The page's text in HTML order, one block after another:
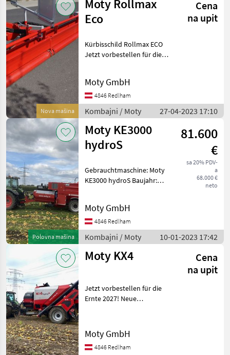
Nova mašina
Moty Rollmax
Eco
Cena
na upit
Kürbisschild Rollmax ECO
Jetzt vorbestellen für die
(ruhigerer Lauf, bessere
Bodenanpassung, weniger
Aufschie
Moty GmbH
4846 Redlham
Kombajni / Moty 27-04-2023 17:10
Polovna mašina
Moty KE3000
hydroS
81.600
€
sa 20% PDV-
a
68.000 €
neto
Gebrauchtmaschine: Moty
KE3000 hydroS Baujahr:
Kürbiskerne 7, 5 x 2, 8 x 3, 9
mm m (l x b x h) +/- 7.500 kg
ab 110 PS
Moty GmbH
4846 Redlham
Kombajni / Moty 10-01-2023 17:42
Moty KX4
Cena
na upit
Jetzt vorbestellen für die
Ernte 2027! Neue
aus dem Hause Moty
Leistung: bis 2500 kg
trockene Kerne pro Stunde
Moty GmbH
4846 Redlham